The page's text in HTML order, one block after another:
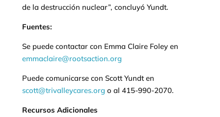
de la destrucción nuclear”, concluyó Yundt.
Fuentes:
Se puede contactar con Emma Claire Foley en
emmaclaire@rootsaction.org
Puede comunicarse con Scott Yundt en
scott@trivalleycares.org o al 415-990-2070.
Recursos Adicionales